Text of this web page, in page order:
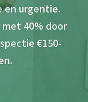
en urgentie.
40% door
€150-